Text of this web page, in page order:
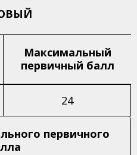
Максимальный
первичный балл
24
первичного